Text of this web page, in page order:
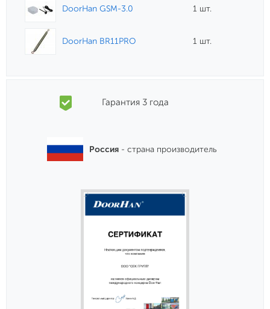
DoorHan GSM-3.0 1 шт.
DoorHan BR11PRO 1 шт.
Гарантия 3 года
Россия - страна производитель